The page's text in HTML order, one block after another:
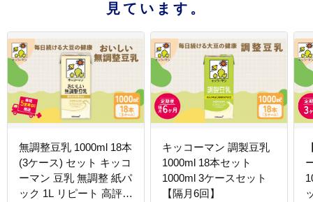
見ています。
無調整豆乳 1000ml 18本
(3ケース) セット キッコ
ーマン 豆乳 無調整 紙パ
ック 1L リピート 高評価
キッコーマン 調製豆乳
1000ml 18本セット
1000ml 3ケースセット
【隔月6回】